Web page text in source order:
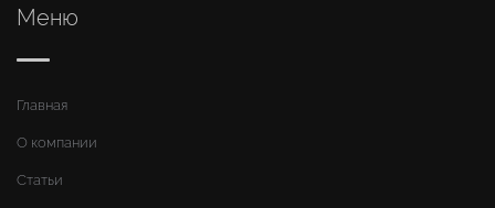
Меню
Главная
О компании
Статьи